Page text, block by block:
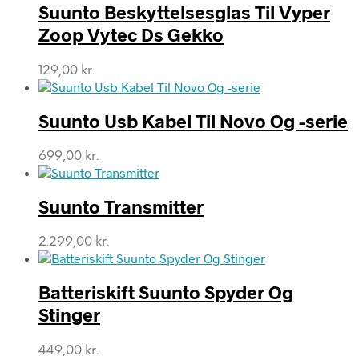
Suunto Beskyttelsesglas Til Vyper
Zoop Vytec Ds Gekko
129,00 kr.
Suunto Usb Kabel Til Novo Og -serie
699,00 kr.
Suunto Transmitter
2.299,00 kr.
Batteriskift Suunto Spyder Og
Stinger
449,00 kr.